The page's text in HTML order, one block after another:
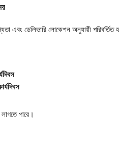
এবং ডেলিভারি লোকেশন অনুযায়ী পরিবর্তিত
পারে।